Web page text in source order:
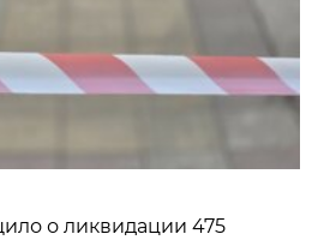
о ликвидации 475